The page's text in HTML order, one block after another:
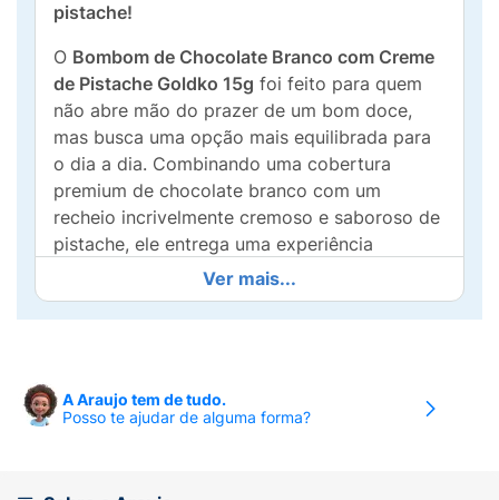
pistache!
O Bombom de Chocolate Branco com Creme
de Pistache Goldko 15g foi feito para quem
não abre mão do prazer de um bom doce,
mas busca uma opção mais equilibrada para
o dia a dia. Combinando uma cobertura
premium de chocolate branco com um
recheio incrivelmente cremoso e saboroso de
pistache, ele entrega uma experiência
gourmet a cada mordida.
O grande diferencial? É um docezero adição
trabalho, após as refeições ou como um
agrado na sua rotina de bem-estar. Embalado
Ver mais...
A Araujo tem de tudo.
Posso te ajudar de alguma forma?